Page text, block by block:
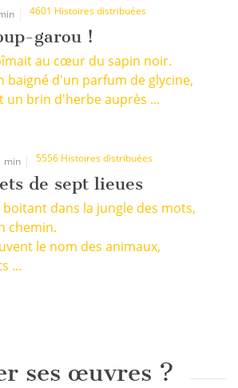
4601 Histoires distribuées
garou !
au cœur du sapin noir.
baigné d'un parfum de glycine,
un brin d'herbe auprès ...
min 5556 Histoires distribuées
de sept lieues
dans la jungle des mots,
chemin.
le nom des animaux,
...
ses œuvres ?